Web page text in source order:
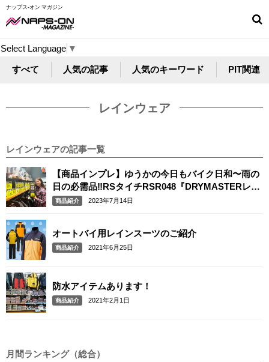
ナップス-オン マガジン
Select Language ▼
すべて 人気の記事 人気のキーワード PIT関連
レインウェア
レインウェアの記事一覧
【商品インプレ】ゆうかの今日もバイク日和〜雨の
日の必需品‼︎RSタイチRSR048『DRYMASTERレイ
ンスーツ』～
商品紹介 2023年7月14日
オートバイ用レインスーツのご紹介
商品紹介 2021年6月25日
防水アイテムあります！
商品紹介 2021年2月1日
月間ランキング（総合）